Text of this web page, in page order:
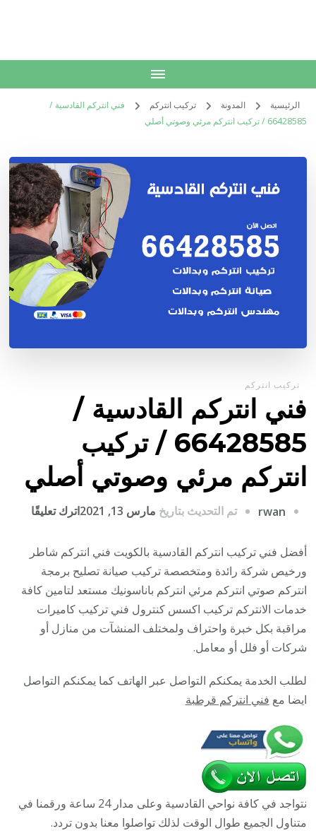
الرئيسية المدونة تركيب انتركم
فني انتركم القادسية /
66428585 / تركيب انتركم مرئي وصوتي أصلي
تركيب انتركم
فني انتركم القادسية /
66428585 / تركيب
انتركم مرئي وصوتي أصلي
rwan تم التحديث بتاريخ مارس 13, 2021 اترك تعليقًا
/
مرئي
أفضل فني تركيب انتركم القادسية بالكويت فني انتركم شاطر
ورخيص شركة رائدة ومتخصصة تركيب صيانة تصليح برمجة
انتركم صوتي انتركم مرئي انتركم باناسونيك مستعد لتامين كافة
خدمات الانتركم تركيب اكسس كنترول فني تركيب كاميرات
مراقبة بكل خبرة واحتراف ولمختلف المنشآت من منازل أو
شركات أو فلل أو معامل.
لطلب الخدمة يمكنكم التواصل عبر الهاتف كما يمكنكم التواصل
ايضا مع فني انتركم قرطبة
نتواجد في كافة نواحي القادسية وعلى مدار 24 ساعة ورقمنا في
متناول الجميع طوال الوقت لذلك تواصلوا معنا بدون تردد.